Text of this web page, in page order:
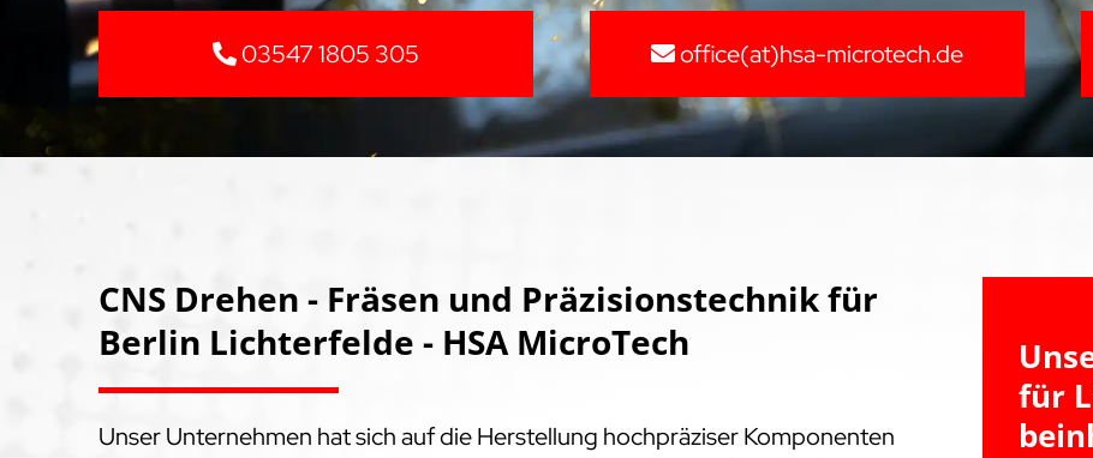
03547 1805 305 office(at)hsa-microtech.de
CNS Drehen - Fräsen und Präzisionstechnik für
Berlin Lichterfelde - HSA MicroTech
Unser Unternehmen hat sich auf die Herstellung hochpräziser Komponenten
für